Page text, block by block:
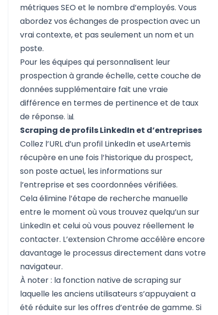
métriques SEO et le nombre d’employés. Vous
abordez vos échanges de prospection avec un
vrai contexte, et pas seulement un nom et un
poste.
Pour les équipes qui personnalisent leur
prospection à grande échelle, cette couche de
données supplémentaire fait une vraie
différence en termes de pertinence et de taux
de réponse. 📊
Scraping de profils LinkedIn et d’entreprises
Collez l’URL d’un profil LinkedIn et useArtemis
récupère en une fois l’historique du prospect,
son poste actuel, les informations sur
l’entreprise et ses coordonnées vérifiées.
Cela élimine l’étape de recherche manuelle
entre le moment où vous trouvez quelqu’un sur
LinkedIn et celui où vous pouvez réellement le
contacter. L’extension Chrome accélère encore
davantage le processus directement dans votre
navigateur.
À noter : la fonction native de scraping sur
laquelle les anciens utilisateurs s’appuyaient a
été réduite sur les offres d’entrée de gamme. Si